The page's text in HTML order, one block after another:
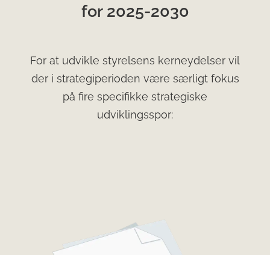
for 2025-2030
For at udvikle styrelsens kerneydelser vil
der i strategiperioden være særligt fokus
på fire specifikke strategiske
udviklingsspor: